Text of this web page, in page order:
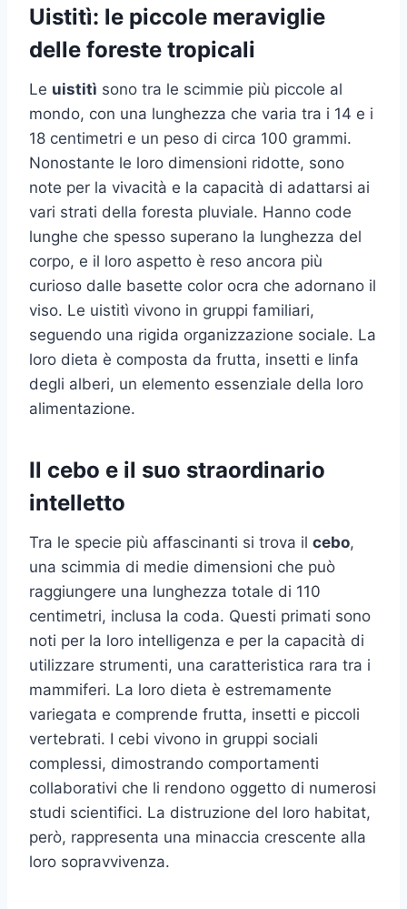
Uistitì: le piccole meraviglie
delle foreste tropicali
Le uistitì sono tra le scimmie più piccole al
mondo, con una lunghezza che varia tra i 14 e i
18 centimetri e un peso di circa 100 grammi.
Nonostante le loro dimensioni ridotte, sono
note per la vivacità e la capacità di adattarsi ai
vari strati della foresta pluviale. Hanno code
lunghe che spesso superano la lunghezza del
corpo, e il loro aspetto è reso ancora più
curioso dalle basette color ocra che adornano il
viso. Le uistitì vivono in gruppi familiari,
seguendo una rigida organizzazione sociale. La
loro dieta è composta da frutta, insetti e linfa
degli alberi, un elemento essenziale della loro
alimentazione.
Il cebo e il suo straordinario
intelletto
Tra le specie più affascinanti si trova il cebo,
una scimmia di medie dimensioni che può
raggiungere una lunghezza totale di 110
centimetri, inclusa la coda. Questi primati sono
noti per la loro intelligenza e per la capacità di
utilizzare strumenti, una caratteristica rara tra i
mammiferi. La loro dieta è estremamente
variegata e comprende frutta, insetti e piccoli
vertebrati. I cebi vivono in gruppi sociali
complessi, dimostrando comportamenti
collaborativi che li rendono oggetto di numerosi
studi scientifici. La distruzione del loro habitat,
però, rappresenta una minaccia crescente alla
loro sopravvivenza.